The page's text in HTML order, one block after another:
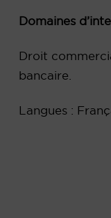
Domaines
Droit
bancaire.
Langues :